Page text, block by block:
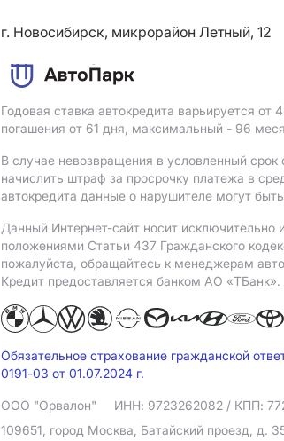
г. Новосибирск, микрорайон Летный, 12
Годовая ставка автокредита варьируется от
погашения от 61 дня, максимальный - 96
В случае невозвращения в условленный
начислить штраф за просрочку платежа в
автокредита данные о нарушителе могут
Данный Интернет-сайт носит исключительно
положениями Статьи 437 Гражданского
пожалуйста, обращайтесь к менеджерам
Кредит предоставляется банком АO «ТБанк».
Обязательное страхование гражданской
0191-03 от 01.07.2024 г.
ООО "Орвалон" ИНН: 9723262082 / КПП:
109651, город Москва, Батайский проезд, д.